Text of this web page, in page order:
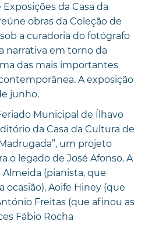
Exposições da Casa da
obras da Coleção de
a curadoria do fotógrafo
narrativa em torno da
das mais importantes
A exposição
junho.
Municipal de Ílhavo
da Casa da Cultura de
um projeto
o legado de José Afonso. A
(pianista, que
ocasião), Aoife Hiney (que
Freitas (que afinou as
Fábio Rocha